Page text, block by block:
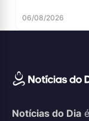
06/08/2026
Notícias do Dia